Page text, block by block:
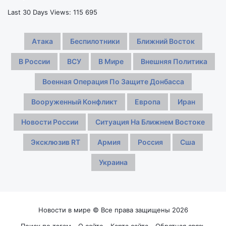
Last 30 Days Views: 115 695
Атака Беспилотники Ближний Восток
В России ВСУ В Мире Внешняя Политика
Военная Операция По Защите Донбасса
Вооруженный Конфликт Европа Иран
Новости России Ситуация На Ближнем Востоке
Эксклюзив RT Армия Россия Сша
Украина
Новости в мире © Все права защищены 2026